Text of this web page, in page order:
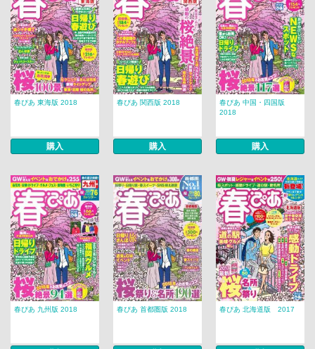
春ぴあ 東海版 2018
購入
春ぴあ 関西版 2018
購入
春ぴあ 中国・四国版
2018
購入
春ぴあ 九州版 2018 春ぴあ 首都圏版 2018 春ぴあ 北海道版 2017